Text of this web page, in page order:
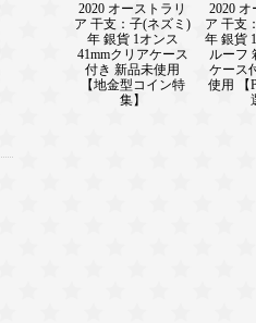
2020 オーストラリ
ア 干支：子(ネズミ)
年 銀貨 1オンス
41mmクリアケース
付き 新品未使用
【地金型コイン特
集】
2020
ア 干支
年 銀貨
ルーフ
ケース
使用 【